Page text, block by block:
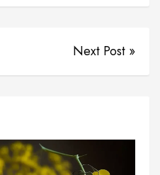
Next Post »